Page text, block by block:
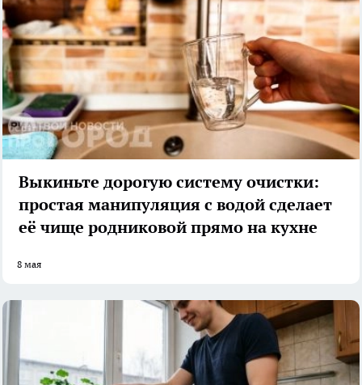
Выкиньте дорогую систему очистки:
простая манипуляция с водой сделает
её чище родниковой прямо на кухне
8 мая